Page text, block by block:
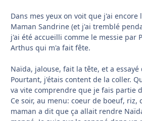
Dans mes yeux on voit que j'ai encore
Maman Sandrine (et j'ai tremblé
j'ai été accueilli comme le messie par
Arthus qui m'a fait fête.
Naïda, jalouse, fait la tête, et a essayé
Pourtant, j'étais content de la coller.
va vite comprendre que je fais partie
Ce soir, au menu: coeur de boeuf, riz,
maman a dit que ça allait rendre